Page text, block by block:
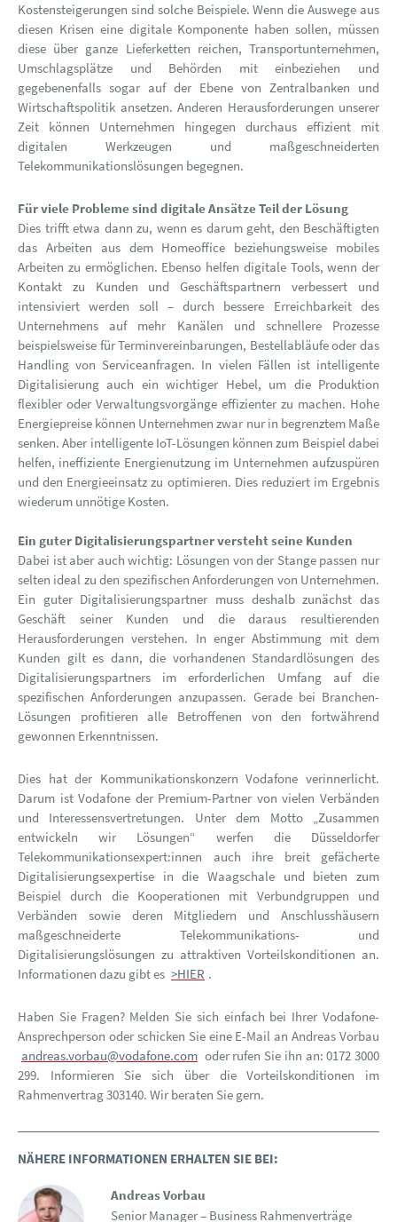
Kostensteigerungen sind solche Beispiele. Wenn die Auswege aus
diesen Krisen eine digitale Komponente haben sollen, müssen
diese über ganze Lieferketten reichen, Transportunternehmen,
Umschlagsplätze und Behörden mit einbeziehen und
gegebenenfalls sogar auf der Ebene von Zentralbanken und
Wirtschaftspolitik ansetzen. Anderen Herausforderungen unserer
Zeit können Unternehmen hingegen durchaus effizient mit
digitalen Werkzeugen und maßgeschneiderten
Telekommunikationslösungen begegnen.
Für viele Probleme sind digitale Ansätze Teil der Lösung
Dies trifft etwa dann zu, wenn es darum geht, den Beschäftigten
das Arbeiten aus dem Homeoffice beziehungsweise mobiles
Arbeiten zu ermöglichen. Ebenso helfen digitale Tools, wenn der
Kontakt zu Kunden und Geschäftspartnern verbessert und
intensiviert werden soll – durch bessere Erreichbarkeit des
Unternehmens auf mehr Kanälen und schnellere Prozesse
beispielsweise für Terminvereinbarungen, Bestellabläufe oder das
Handling von Serviceanfragen. In vielen Fällen ist intelligente
Digitalisierung auch ein wichtiger Hebel, um die Produktion
flexibler oder Verwaltungsvorgänge effizienter zu machen. Hohe
Energiepreise können Unternehmen zwar nur in begrenztem Maße
senken. Aber intelligente IoT-Lösungen können zum Beispiel dabei
helfen, ineffiziente Energienutzung im Unternehmen aufzuspüren
und den Energieeinsatz zu optimieren. Dies reduziert im Ergebnis
wiederum unnötige Kosten.
Ein guter Digitalisierungspartner versteht seine Kunden
Dabei ist aber auch wichtig: Lösungen von der Stange passen nur
selten ideal zu den spezifischen Anforderungen von Unternehmen.
Ein guter Digitalisierungspartner muss deshalb zunächst das
Geschäft seiner Kunden und die daraus resultierenden
Herausforderungen verstehen. In enger Abstimmung mit dem
Kunden gilt es dann, die vorhandenen Standardlösungen des
Digitalisierungspartners im erforderlichen Umfang auf die
spezifischen Anforderungen anzupassen. Gerade bei Branchen-
Lösungen profitieren alle Betroffenen von den fortwährend
gewonnen Erkenntnissen.
Dies hat der Kommunikationskonzern Vodafone verinnerlicht.
Darum ist Vodafone der Premium-Partner von vielen Verbänden
und Interessensvertretungen. Unter dem Motto „Zusammen
entwickeln wir Lösungen“ werfen die Düsseldorfer
Telekommunikationsexpert:innen auch ihre breit gefächerte
Digitalisierungsexpertise in die Waagschale und bieten zum
Beispiel durch die Kooperationen mit Verbundgruppen und
Verbänden sowie deren Mitgliedern und Anschlusshäusern
maßgeschneiderte Telekommunikations- und
Digitalisierungslösungen zu attraktiven Vorteilskonditionen an.
Informationen dazu gibt es >HIER .
Haben Sie Fragen? Melden Sie sich einfach bei Ihrer Vodafone-
Ansprechperson oder schicken Sie eine E-Mail an Andreas Vorbau
andreas.vorbau@vodafone.com oder rufen Sie ihn an: 0172 3000
299. Informieren Sie sich über die Vorteilskonditionen im
Rahmenvertrag 303140. Wir beraten Sie gern.
NÄHERE INFORMATIONEN ERHALTEN SIE BEI:
Andreas Vorbau
Senior Manager – Business Rahmenverträge